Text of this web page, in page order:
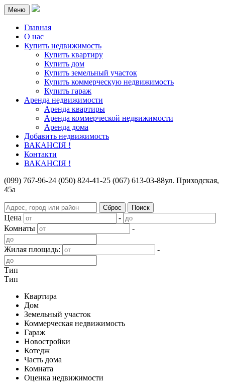
Меню
Главная
О нас
Купить недвижимость
Купить квартиру
Купить дом
Купить земельный участок
Купить коммерческую недвижимость
Купить гараж
Аренда недвижимости
Аренда квартиры
Аренда коммерческой недвижимости
Аренда дома
Добавить недвижимость
ВАКАНСІЯ !
Контакти
ВАКАНСІЯ !
(099) 767-96-24 (050) 824-41-25 (067) 613-03-88ул. Приходская,
45а
Цена
-
Комнаты
-
Жилая площадь: -
Тип
Тип
Квартира
Дом
Земельный участок
Коммерческая недвижимость
Гараж
Новостройки
Котедж
Часть дома
Комната
Оценка недвижимости